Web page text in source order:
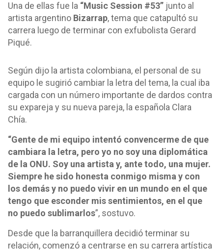
Una de ellas fue la “Music Session #53” junto al
artista argentino Bizarrap, tema que catapultó su
carrera luego de terminar con exfubolista Gerard
Piqué.
Según dijo la artista colombiana, el personal de su
equipo le sugirió cambiar la letra del tema, la cual iba
cargada con un número importante de dardos contra
su expareja y su nueva pareja, la española Clara
Chía.
“Gente de mi equipo intentó convencerme de que
cambiara la letra, pero yo no soy una diplomática
de la ONU. Soy una artista y, ante todo, una mujer.
Siempre he sido honesta conmigo misma y con
los demás y no puedo vivir en un mundo en el que
tengo que esconder mis sentimientos, en el que
no puedo sublimarlos”, sostuvo.
Desde que la barranquillera decidió terminar su
relación, comenzó a centrarse en su carrera artística